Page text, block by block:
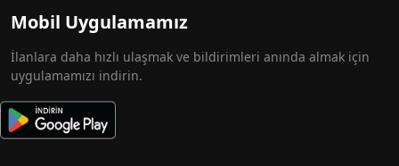
Mobil Uygulamamız
İlanlara daha hızlı ulaşmak ve bildirimleri anında almak için
uygulamamızı indirin.